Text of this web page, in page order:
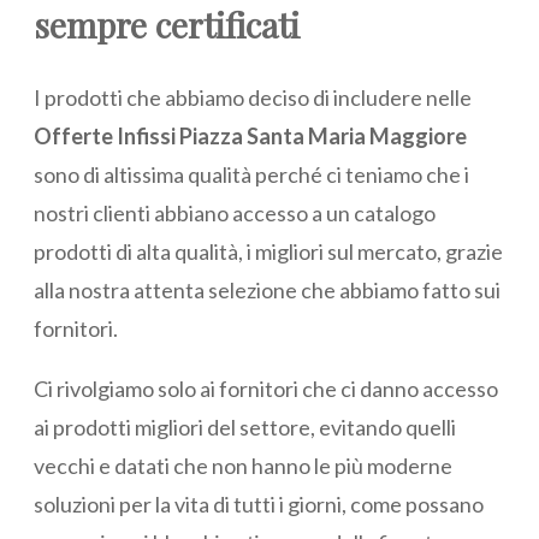
sempre certificati
I prodotti che abbiamo deciso di includere nelle
Offerte Infissi Piazza Santa Maria Maggiore
sono di altissima qualità perché ci teniamo che i
nostri clienti abbiano accesso a un catalogo
prodotti di alta qualità, i migliori sul mercato, grazie
alla nostra attenta selezione che abbiamo fatto sui
fornitori.
Ci rivolgiamo solo ai fornitori che ci danno accesso
ai prodotti migliori del settore, evitando quelli
vecchi e datati che non hanno le più moderne
soluzioni per la vita di tutti i giorni, come possano